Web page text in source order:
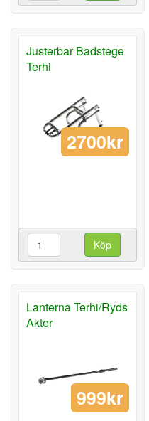
Justerbar Badstege
Terhi
2700kr
Köp
Lanterna Terhi/Ryds
Akter
999kr